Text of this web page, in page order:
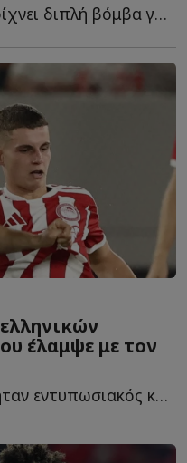
Ο Κωστής Ραπτόπουλος ρίχνει διπλή βόμβα για τον Φώτη Ι...
έλαμψε με τον
Κόντρα στον Ολυμπιακό ήταν εντυπωσιακός και ήδη δύο ε...